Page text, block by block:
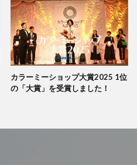
カラーミーショップ大賞2025 1位
の「大賞」を受賞しました！